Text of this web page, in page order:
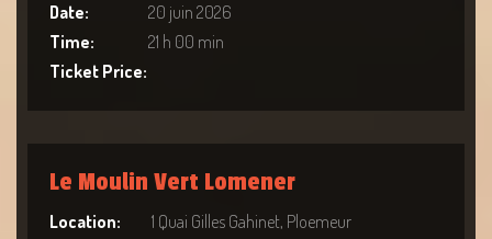
Date:
20 juin 2026
Time:
21 h 00 min
Ticket Price:
Le Moulin Vert Lomener
Location:
1 Quai Gilles Gahinet, Ploemeur